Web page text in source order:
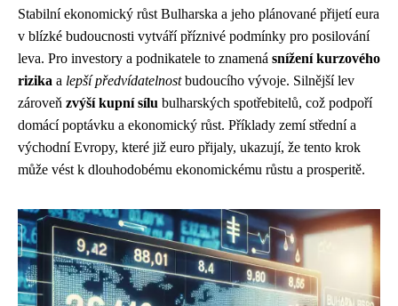
Stabilní ekonomický růst Bulharska a jeho plánované přijetí eura
v blízké budoucnosti vytváří příznivé podmínky pro posilování
leva. Pro investory a podnikatele to znamená snížení kurzového
rizika a lepší předvídatelnostbudoucího vývoje. Silnější lev
zároveň zvýší kupní sílu bulharských spotřebitelů, což podpoří
domácí poptávku a ekonomický růst. Příklady zemí střední a
východní Evropy, které již euro přijaly, ukazují, že tento krok
může vést k dlouhodobému ekonomickému růstu a prosperitě.